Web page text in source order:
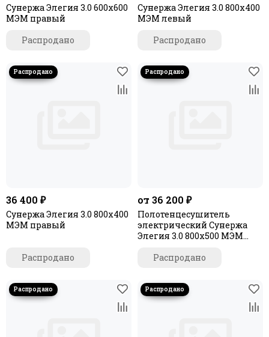
Сунержа Элегия 3.0 600х600
МЭМ правый
Распродано
Сунержа Элегия 3.0 800х400
МЭМ левый
Распродано
36 400 ₽
Сунержа Элегия 3.0 800х400
МЭМ правый
Распродано
от 36 200 ₽
Полотенцесушитель
электрический Сунержа
Элегия 3.0 800х500 МЭМ
Распродано